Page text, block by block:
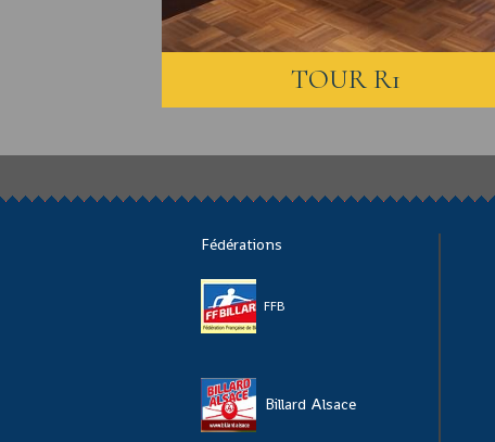
TOUR R1
Fédérations
FFB
Billard Alsace